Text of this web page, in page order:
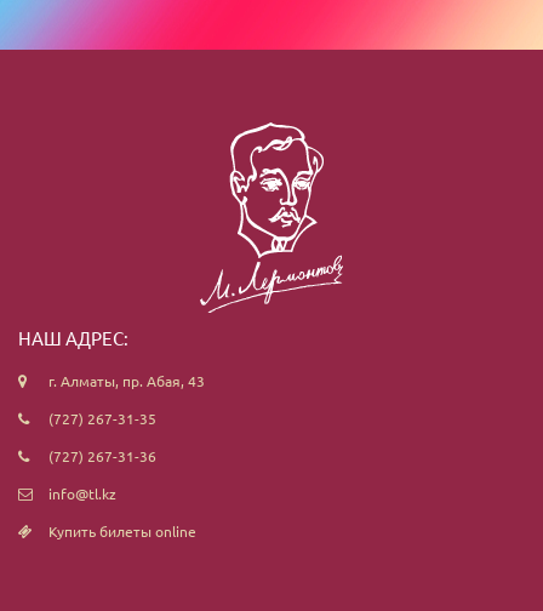
НАШ АДРЕС:
г. Алматы, пр. Абая, 43
(727) 267-31-35
(727) 267-31-36
info@tl.kz
Купить билеты online